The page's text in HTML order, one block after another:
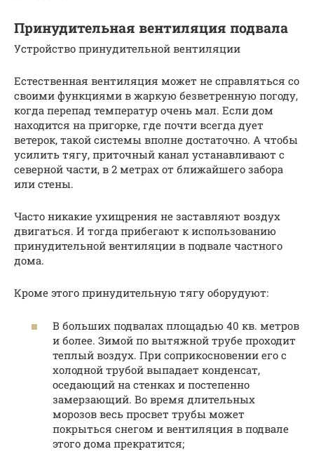
Принудительная вентиляция подвала
Устройство принудительной вентиляции
Естественная вентиляция может не справляться со
своими функциями в жаркую безветренную погоду,
когда перепад температур очень мал. Если дом
находится на пригорке, где почти всегда дует
ветерок, такой системы вполне достаточно. А чтобы
усилить тягу, приточный канал устанавливают с
северной части, в 2 метрах от ближайшего забора
или стены.
Часто никакие ухищрения не заставляют воздух
двигаться. И тогда прибегают к использованию
принудительной вентиляции в подвале частного
дома.
Кроме этого принудительную тягу оборудуют:
В больших подвалах площадью 40 кв. метров
и более. Зимой по вытяжной трубе проходит
теплый воздух. При соприкосновении его с
холодной трубой выпадает конденсат,
оседающий на стенках и постепенно
замерзающий. Во время длительных
морозов весь просвет трубы может
покрыться снегом и вентиляция в подвале
этого дома прекратится;